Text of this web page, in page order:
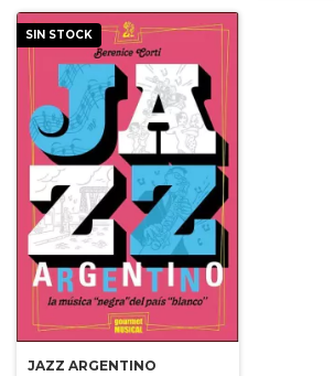
SIN STOCK
JAZZ ARGENTINO